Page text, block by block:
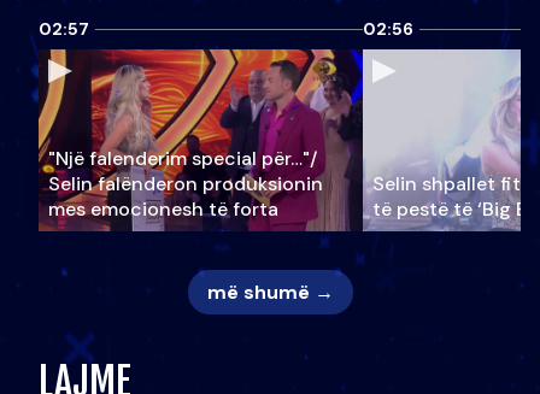
02:57
"Një falenderim special për…"/
Selin falënderon produksionin
mes emocionesh të forta
02:56
Selin shpallet
të pestë të ‘Big
më shumë →
LAJME